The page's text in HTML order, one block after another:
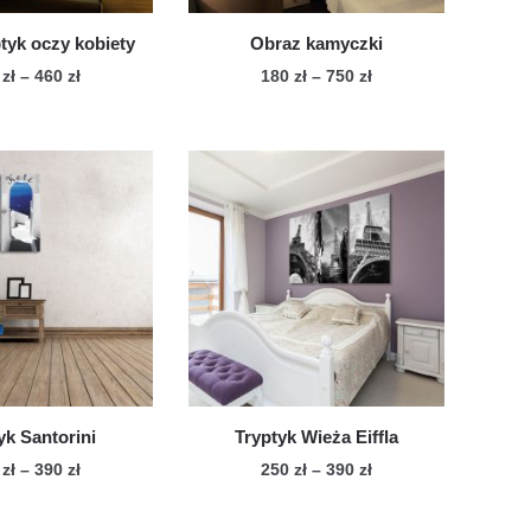
oczy kobiety
zł – 460złZakres
260 zł
produkt
ma
wiele
wariantów.
można
wybrać
na
stronie
produktu
Obraz kamyczki
180 zł – 750 złZakres
180 zł
do
750 zł
produkt
wiele
wariantów.
Opcje
można
wybrać
na
stronie
produktu
Santorini
zł – 390złZakres
Tryptyk Wieża Eiffla
250 zł – 390 złZakres